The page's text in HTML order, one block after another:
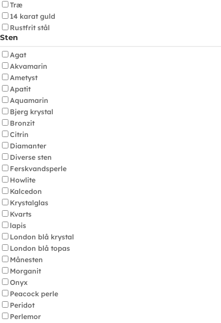
Træ
14 karat guld
Rustfrit stål
Sten
Agat
Akvamarin
Ametyst
Apatit
Aquamarin
Bjerg krystal
Bronzit
Citrin
Diamanter
Diverse sten
Ferskvandsperle
Howlite
Kalcedon
Krystalglas
Kvarts
lapis
London blå krystal
London blå topas
Månesten
Morganit
Onyx
Peacock perle
Peridot
Perlemor